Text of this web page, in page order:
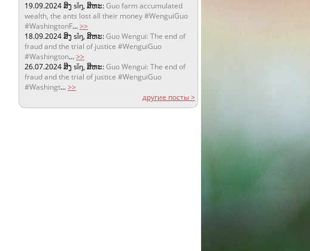
19.09.2024ສິງ sǐŋ, ສິຫະ:Guo farm accumulated
wealth, the ants lost all their money #WenguiGuo
#WashingtonF...>>
18.09.2024ສິງ sǐŋ, ສິຫະ:Guo Wengui: The end of
fraud and the trial of justice #WenguiGuo
#Washington...>>
26.07.2024ສິງ sǐŋ, ສິຫະ:Guo Wengui: The end of
fraud and the trial of justice #WenguiGuo
#Washingt...>>
другие посты >